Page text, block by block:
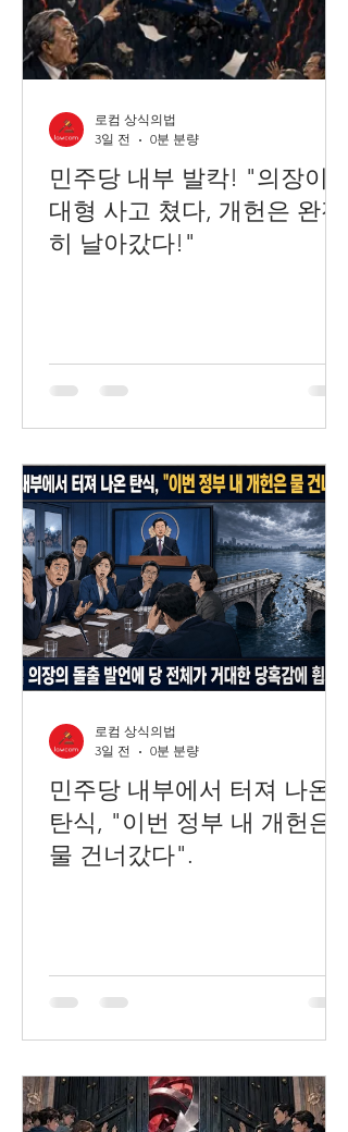
민주당 내부 발칵! "의장이
대형 사고 쳤다, 개헌은 완전
히 날아갔다!"
로컴 상식의법
3일 전
0분 분량
민주당 내부에서 터져 나온
탄식, "이번 정부 내 개헌은
물 건너갔다".
로컴 상식의법
3일 전
0분 분량